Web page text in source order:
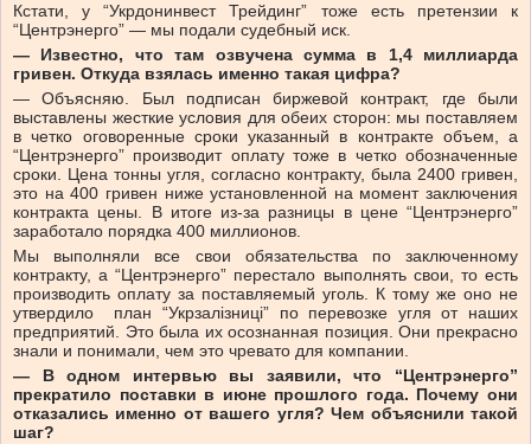
Кстати, у “Укрдонинвест Трейдинг” тоже есть претензии к
“Центрэнерго” — мы подали судебный иск.
— Известно, что там озвучена сумма в 1,4 миллиарда
гривен. Откуда взялась именно такая цифра?
— Объясняю. Был подписан биржевой контракт, где были
выставлены жесткие условия для обеих сторон: мы поставляем
в четко оговоренные сроки указанный в контракте объем, а
“Центрэнерго” производит оплату тоже в четко обозначенные
сроки. Цена тонны угля, согласно контракту, была 2400 гривен,
это на 400 гривен ниже установленной на момент заключения
контракта цены. В итоге из-за разницы в цене “Центрэнерго”
заработало порядка 400 миллионов.
Мы выполняли все свои обязательства по заключенному
контракту, а “Центрэнерго” перестало выполнять свои, то есть
производить оплату за поставляемый уголь. К тому же оно не
утвердило план “Укрзалізниці” по перевозке угля от наших
предприятий. Это была их осознанная позиция. Они прекрасно
знали и понимали, чем это чревато для компании.
— В одном интервью вы заявили, что “Центрэнерго”
прекратило поставки в июне прошлого года. Почему они
отказались именно от вашего угля? Чем объяснили такой
шаг?